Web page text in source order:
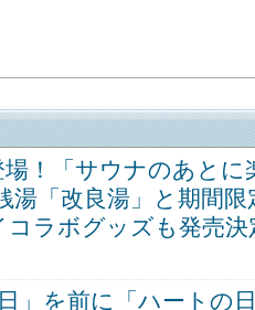
！「サウナのあとに
「改良湯」と期間
ラボグッズも発売決
」を前に「ハートの